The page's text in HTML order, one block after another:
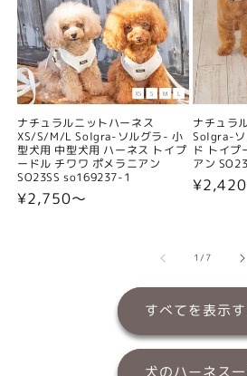
ナチュラルニットハーネス
XS/S/M/L Solgra-ソルグラ- 小
型犬用 中型犬用 ハーネス トイプ
ードル チワワ ポメラニアン
SO23SS so169237-1
通
¥2,750〜
ナチュラ
Solgra-ソ
ド トイプ
アン
通
1/の
7
すべてを表示
犬のハーネス